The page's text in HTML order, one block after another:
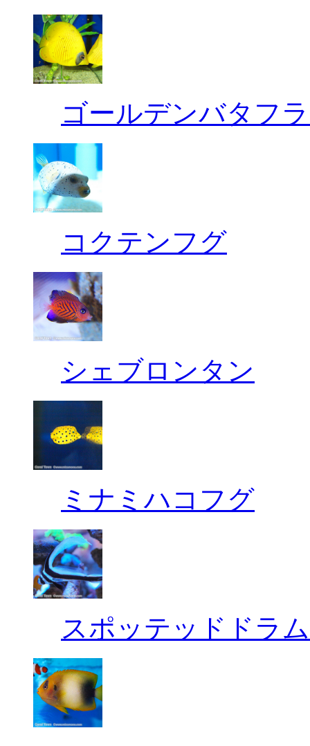
ゴールデンバタフ
コクテンフグ
シェブロンタン
ミナミハコフグ
スポッテッドドラム